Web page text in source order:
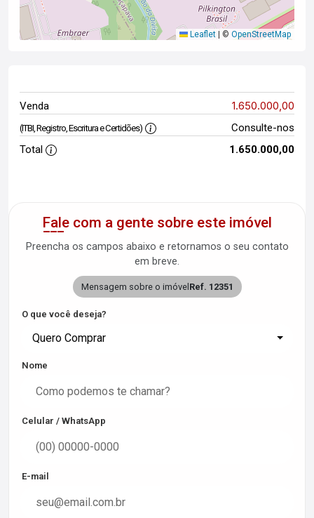
Leaflet © OpenStreetMap
Venda 1.650.000,00
(ITBI, Registro, Escritura e Certidões)
Consulte-nos
Total
1.650.000,00
Fale com a gente sobre este imóvel
Preencha os campos abaixo e retornamos o seu contato
em breve.
Mensagem sobre o imóvel Ref. 12351
O que você deseja?
Quero Comprar
Nome
Celular / WhatsApp
E-mail